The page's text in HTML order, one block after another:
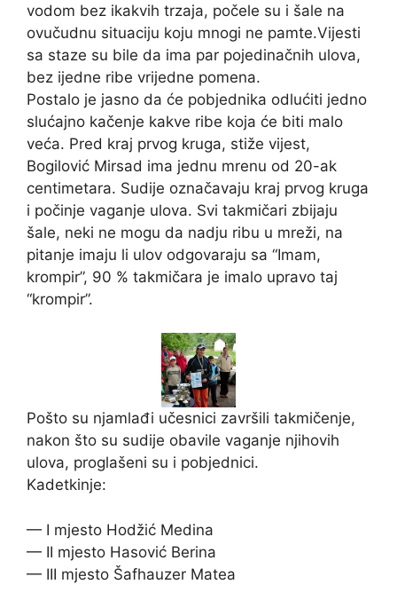
vodom bez ikakvih trzaja, počele su i šale na
ovučudnu situaciju koju mnogi ne pamte.Vijesti
sa staze su bile da ima par pojedinačnih ulova,
bez ijedne ribe vrijedne pomena.
Postalo je jasno da će pobjednika odlućiti jedno
slućajno kačenje kakve ribe koja će biti malo
veća. Pred kraj prvog kruga, stiže vijest,
Bogilović Mirsad ima jednu mrenu od 20-ak
centimetara. Sudije označavaju kraj prvog kruga
i počinje vaganje ulova. Svi takmičari zbijaju
šale, neki ne mogu da nadju ribu u mreži, na
pitanje imaju li ulov odgovaraju sa “Imam,
krompir”, 90 % takmičara je imalo upravo taj
“krompir”.
Pošto su njamlađi učesnici završili takmičenje,
nakon što su sudije obavile vaganje njihovih
ulova, proglašeni su i pobjednici.
Kadetkinje:
— I mjesto Hodžić Medina
— II mjesto Hasović Berina
— III mjesto Šafhauzer Matea